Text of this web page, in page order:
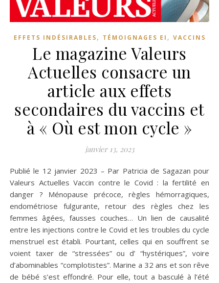
EFFETS INDÉSIRABLES, TÉMOIGNAGES EI , VACCINS
Le magazine Valeurs
Actuelles consacre un
article aux effets
secondaires du vaccins et
à « Où est mon cycle »
janvier 13, 2023
Publié le 12 janvier 2023 – Par Patricia de Sagazan pour
Valeurs Actuelles Vaccin contre le Covid : la fertilité en
danger ? Ménopause précoce, règles hémorragiques,
endométriose fulgurante, retour des règles chez les
femmes âgées, fausses couches… Un lien de causalité
entre les injections contre le Covid et les troubles du cycle
menstruel est établi. Pourtant, celles qui en souffrent se
voient taxer de “stressées” ou d’ “hystériques”, voire
d’abominables “complotistes”. Marine a 32 ans et son rêve
de bébé s’est effondré. Pour elle, tout a basculé à l’été